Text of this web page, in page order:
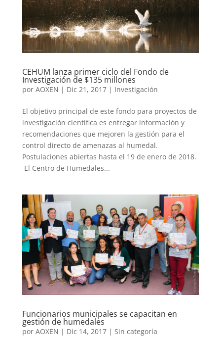
CEHUM lanza primer ciclo del Fondo de
Investigación de $135 millones
por AOXEN | Dic 21, 2017| Investigación
El objetivo principal de este fondo para proyectos de
investigación científica es entregar información y
recomendaciones que mejoren la gestión para el
control directo de amenazas al humedal.
Postulaciones abiertas hasta el 19 de enero de 2018.
El Centro de Humedales...
Funcionarios municipales se capacitan en
gestión de humedales
por AOXEN | Dic 14, 2017| Sin categoría